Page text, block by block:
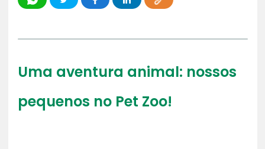
Uma aventura animal: nossos
pequenos no Pet Zoo!